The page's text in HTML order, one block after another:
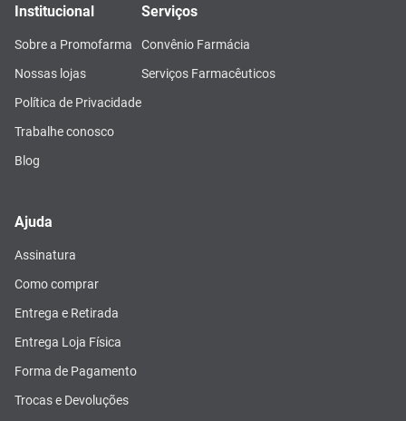
Institucional
Sobre a Promofarma
Nossas lojas
Política de Privacidade
Trabalhe conosco
Blog
Serviços
Convênio Farmácia
Serviços Farmacêuticos
Ajuda
Assinatura
Como comprar
Entrega e Retirada
Entrega Loja Física
Forma de Pagamento
Trocas e Devoluções